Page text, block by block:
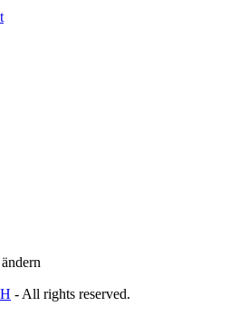
- All rights reserved.